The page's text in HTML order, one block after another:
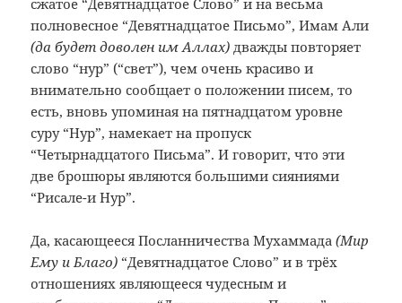
сжатое “Девятнадцатое Слово” и на весьма
полновесное “Девятнадцатое Письмо”, Имам Али
(да будет доволен им Аллах) дважды повторяет
слово “нур” (“свет”), чем очень красиво и
внимательно сообщает о положении писем, то
есть, вновь упоминая на пятнадцатом уровне
суру “Нур”, намекает на пропуск
“Четырнадцатого Письма”. И говорит, что эти
две брошюры являются большими сияниями
“Рисале-и Нур”.
Да, касающееся Посланничества Мухаммада(Мир
Ему и Благо) “Девятнадцатое Слово” и в трёх
отношениях являющееся чудесным и